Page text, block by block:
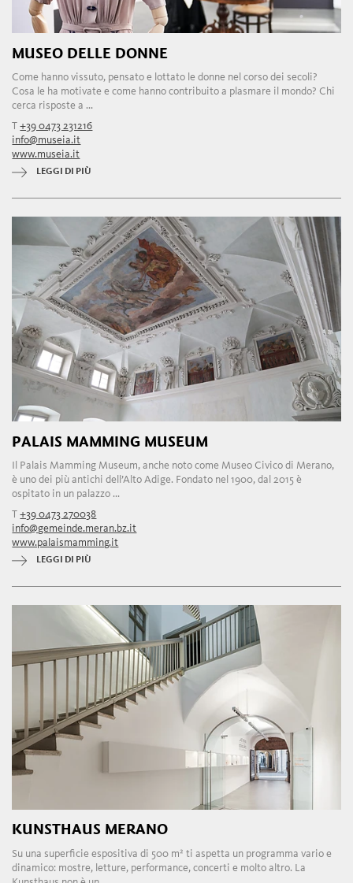
MUSEO DELLE DONNE
Come hanno vissuto, pensato e lottato le donne nel corso dei secoli?
Cosa le ha motivate e come hanno contribuito a plasmare il mondo? Chi
cerca risposte a ...
T+39 0473 231216
info@museia.it
www.museia.it
LEGGI DI PIÙ
PALAIS MAMMING MUSEUM
Il Palais Mamming Museum, anche noto come Museo Civico di Merano,
è uno dei più antichi dell’Alto Adige. Fondato nel 1900, dal 2015 è
ospitato in un palazzo ...
T+39 0473 270038
info@gemeinde.meran.bz.it
www.palaismamming.it
LEGGI DI PIÙ
KUNSTHAUS MERANO
Su una superficie espositiva di 500 m² ti aspetta un programma vario e
dinamico: mostre, letture, performance, concerti e molto altro. La